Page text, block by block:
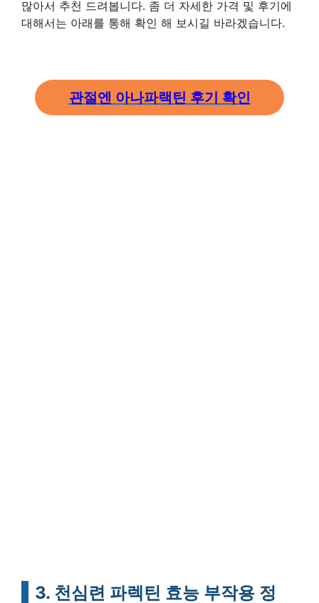
많아서 추천 드려봅니다. 좀 더 자세한 가격 및 후기에
대해서는 아래를 통해 확인 해 보시길 바라겠습니다.
관절엔 아나파랙틴 후기 확인
3. 천심련 파렉틴 효능 부작용 정